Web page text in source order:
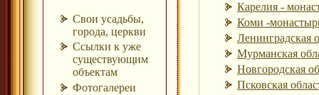
Свои усадьбы,
города, церкви
Ссылки к уже
существующим
объектам
Фотогалереи
Карелия -
Коми -
Ленинградская
Мурманская
Новгородская
Псковская